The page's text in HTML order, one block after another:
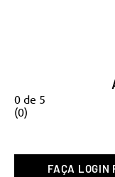
0 de 5
(0)